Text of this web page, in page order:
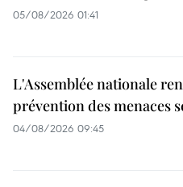
05/08/2026 01:41
L'Assemblée nationale
prévention des menaces
04/08/2026 09:45